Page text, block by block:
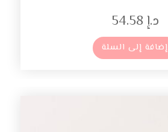
د.إ
إضافة إلى السلة